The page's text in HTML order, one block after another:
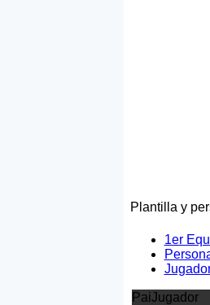
Plantilla y
1er
PaiJugador